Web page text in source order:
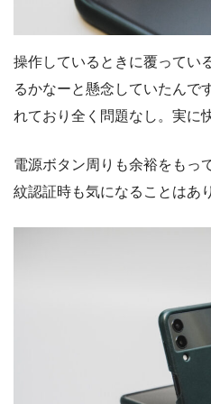
操作しているときに覆ってい
るかなーと懸念していたんで
れており全く問題なし。実に
電源ボタン周りも余裕をもっ
紋認証時も気になることはあ